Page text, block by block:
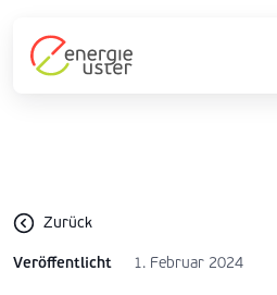
Zurück
Veröffentlicht 1. Februar 2024